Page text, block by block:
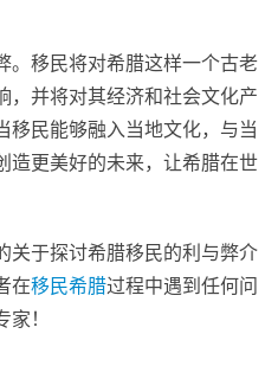
。移民将对希腊这样一个古老
，并将对其经济和社会文化产
移民能够融入当地文化，与当
造更美好的未来，让希腊在世
关于探讨希腊移民的利与弊介
在移民希腊过程中遇到任何问
！